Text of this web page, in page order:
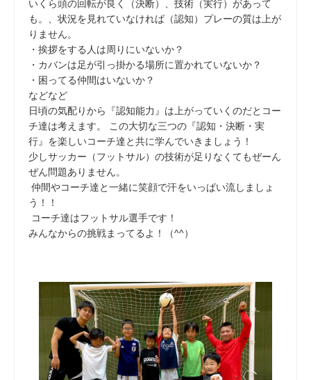
いくら頭の回転が良く（決断）、技術（実行）があって
も。、状況を見れていなければ（認知）プレーの質は上が
りません。
・挨拶をする人は周りにいないか？
・カバンは足が引っ掛かる場所に置かれていないか？
・困ってる仲間はいないか？
などなど
日頃の気配りから『認知能力』は上がっていくのだとコー
チ達は考えます。 この大切な三つの『認知・決断・実
行』を楽しいコーチ達と共に学んでいきましょう！
少しサッカー（フットサル）の技術が足りなくてもぜーん
ぜん問題ありません。
仲間やコーチ達と一緒に笑顔で汗をいっぱい流しましょ
う！！
コーチ達はフットサル選手です！
みんなからの挑戦まってるよ！（^^）